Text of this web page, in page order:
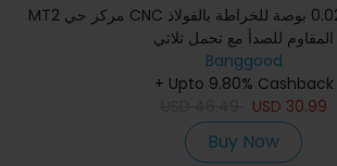
MT2 مركز حي CNC الملموسة بمقياس 0.02 بوصة للخراطة بالفولاذ
المقاوم للصدأ مع تحمل ثلاثي
Banggood
+ Upto 9.80% Cashback
USD 30.99
Buy Now